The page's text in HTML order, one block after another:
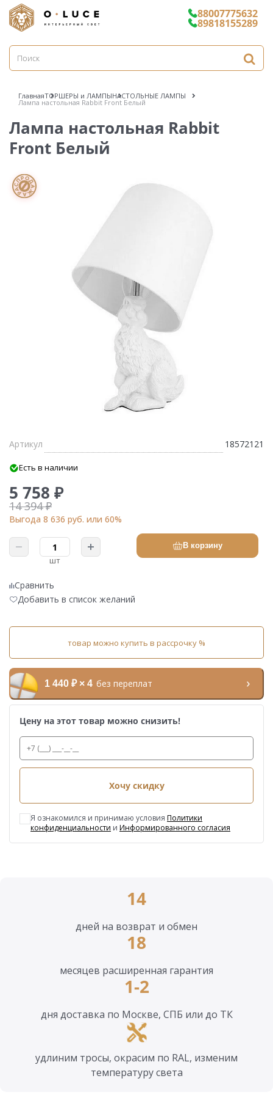
88007775632
89818155289
ГлавнаяТОРШЕРЫ и ЛАМПЫНАСТОЛЬНЫЕ ЛАМПЫ
Лампа настольная Rabbit Front Белый
Лампа настольная Rabbit
Front Белый
Артикул 18572121
Есть в наличии
5 758 ₽
14 394 ₽
Выгода 8 636 руб. или 60%
шт
В корзину
Сравнить
Добавить в список желаний
товар можно купить в рассрочку %
1 440 ₽ × 4 без переплат
Цену на этот товар можно снизить!
Хочу скидку
Я ознакомился и принимаю условия Политики
конфиденциальности и Информированного согласия
14
дней на возврат и обмен
18
месяцев расширенная гарантия
1-2
дня доставка по Москве, СПБ или до ТК
удлиним тросы, окрасим по RAL, изменим
температуру света